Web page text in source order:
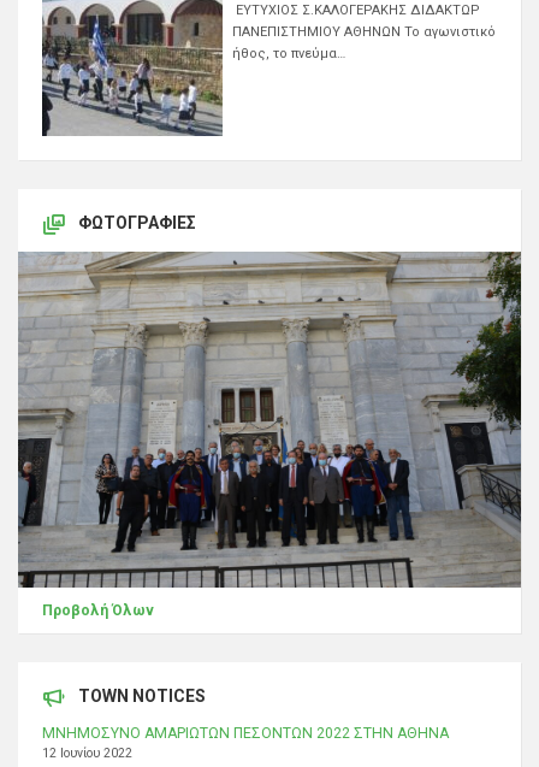
ΕΥΤΥΧΙΟΣ Σ.ΚΑΛΟΓΕΡΑΚΗΣ ΔΙΔΑΚΤΩΡ
ΠΑΝΕΠΙΣΤΗΜΙΟΥ ΑΘΗΝΩΝ Το αγωνιστικό
ήθος, το πνεύμα…
ΦΩΤΟΓΡΑΦΊΕΣ
Προβολή Όλων
TOWN NOTICES
ΜΝΗΜΟΣΥΝΟ ΑΜΑΡΙΩΤΩΝ ΠΕΣΟΝΤΩΝ 2022 ΣΤΗΝ ΑΘΗΝΑ
12 Ιουνίου 2022